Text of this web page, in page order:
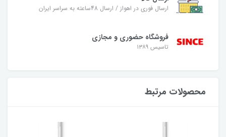
ارسال فوری در اهواز / ارسال 48ساعته به سراسر ایران
فروشگاه حضوری و مجازی
تاسیس ۱۳۸۹
محصولات مرتبط